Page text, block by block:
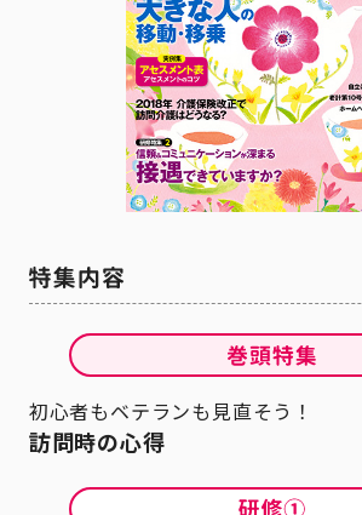
初心者もベテランも見直そう！
訪問時の心得